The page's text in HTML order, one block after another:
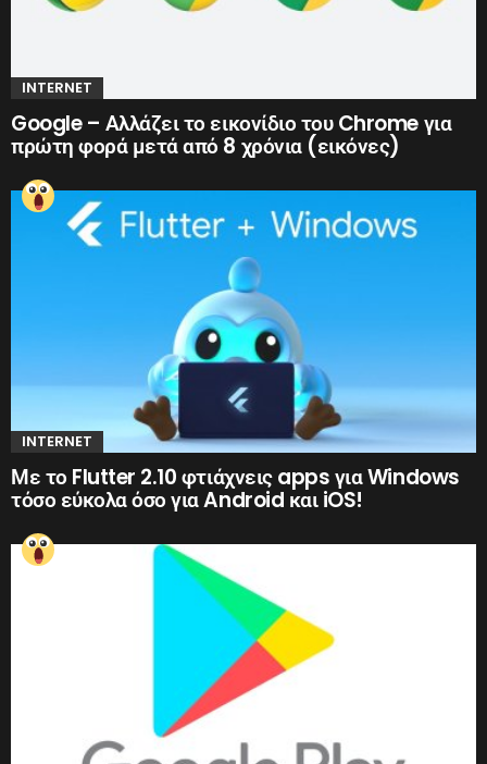
INTERNET
Google – Αλλάζει το εικονίδιο του Chrome για
πρώτη φορά μετά από 8 χρόνια (εικόνες)
INTERNET
Με το Flutter 2.10 φτιάχνεις apps για Windows
τόσο εύκολα όσο για Android και iOS!